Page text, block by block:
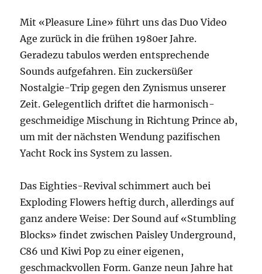
Mit «Pleasure Line» führt uns das Duo Video
Age zurück in die frühen 1980er Jahre.
Geradezu tabulos werden entsprechende
Sounds aufgefahren. Ein zuckersüßer
Nostalgie-Trip gegen den Zynismus unserer
Zeit. Gelegentlich driftet die harmonisch-
geschmeidige Mischung in Richtung Prince ab,
um mit der nächsten Wendung pazifischen
Yacht Rock ins System zu lassen.
Das Eighties-Revival schimmert auch bei
Exploding Flowers heftig durch, allerdings auf
ganz andere Weise: Der Sound auf «Stumbling
Blocks» findet zwischen Paisley Underground,
C86 und Kiwi Pop zu einer eigenen,
geschmackvollen Form. Ganze neun Jahre hat